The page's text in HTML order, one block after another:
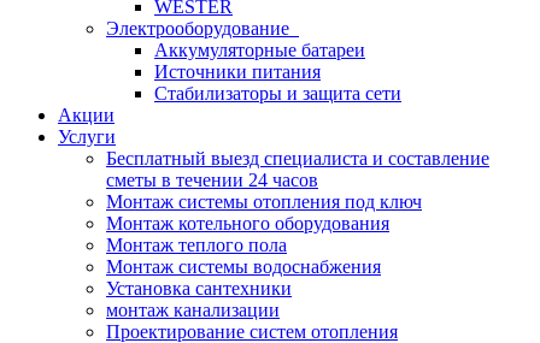
WESTER
Электрооборудование
Аккумуляторные батареи
Источники питания
Стабилизаторы и защита сети
Акции
Услуги
Бесплатный выезд специалиста и составление
сметы в течении 24 часов
Монтаж системы отопления под ключ
Монтаж котельного оборудования
Монтаж теплого пола
Монтаж системы водоснабжения
Установка сантехники
монтаж канализации
Проектирование систем отопления